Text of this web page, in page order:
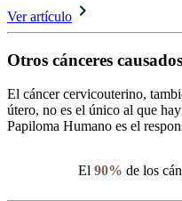
Ver artículo
Otros cánceres
El cáncer cervicouterino,
útero, no es el único al que
Papiloma Humano es el
El 90% de los